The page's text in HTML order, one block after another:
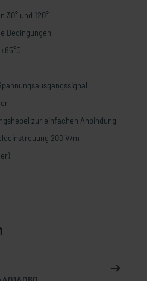
30° und 120°
Bedingungen
zur einfachen Anbindung
200 V/m